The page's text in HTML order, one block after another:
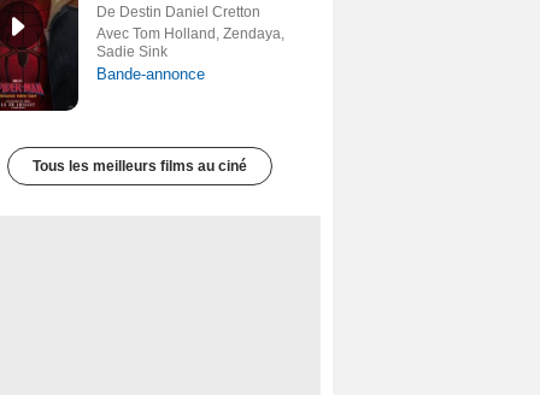
De Destin Daniel Cretton
Avec Tom Holland, Zendaya,
Sadie Sink
Bande-annonce
Tous les meilleurs films au ciné